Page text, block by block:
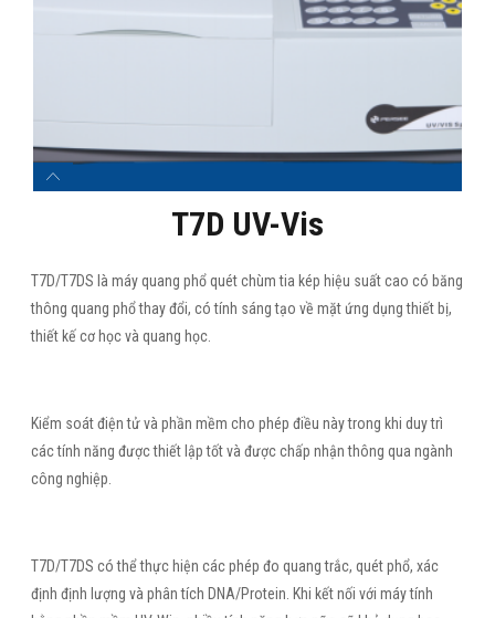
T7D UV-Vis
T7D/T7DS là máy quang phổ quét chùm tia kép hiệu suất cao có băng
thông quang phổ thay đổi, có tính sáng tạo về mặt ứng dụng thiết bị,
thiết kế cơ học và quang học.
Kiểm soát điện tử và phần mềm cho phép điều này trong khi duy trì
các tính năng được thiết lập tốt và được chấp nhận thông qua ngành
công nghiệp.
T7D/T7DS có thể thực hiện các phép đo quang trắc, quét phổ, xác
định định lượng và phân tích DNA/Protein. Khi kết nối với máy tính